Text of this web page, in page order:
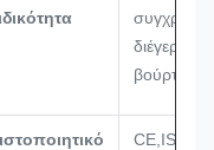
διέγερσης
βούρτσα